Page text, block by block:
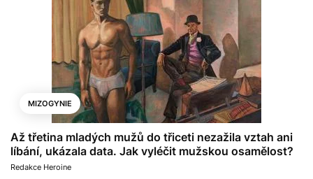
MIZOGYNIE
Až třetina mladých mužů do třiceti nezažila vztah ani
líbání, ukázala data. Jak vyléčit mužskou osamělost?
Redakce Heroine